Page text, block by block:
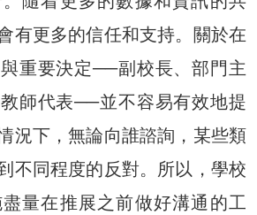
有更多的信任和支持。關於在
重要決定──副校長、部門主
師代表──並不容易有效地提
況下，無論向誰諮詢，某些類
不同程度的反對。所以，學校
量在推展之前做好溝通的工